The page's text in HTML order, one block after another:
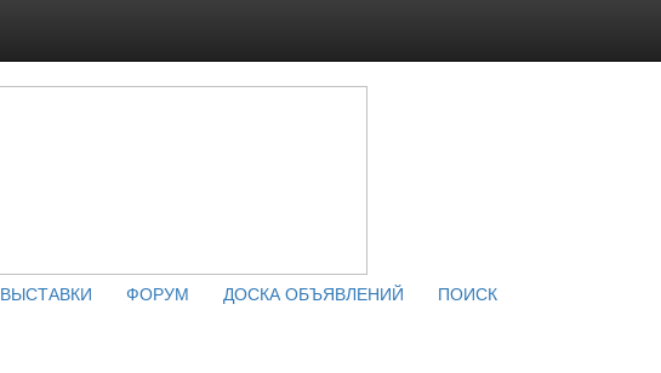
ВЫСТАВКИ ФОРУМ ДОСКА ОБЪЯВЛЕНИЙ
ПОИСК